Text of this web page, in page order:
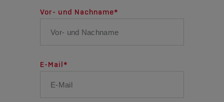
Vor- und Nachname*
E-Mail *